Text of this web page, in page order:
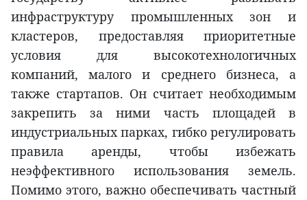
инфраструктуру промышленных зон и
кластеров, предоставляя приоритетные
условия для высокотехнологичных
компаний, малого и среднего бизнеса, а
также стартапов. Он считает необходимым
закрепить за ними часть площадей в
индустриальных парках, гибко регулировать
правила аренды, чтобы избежать
неэффективного использования земель.
Помимо этого, важно обеспечивать частный